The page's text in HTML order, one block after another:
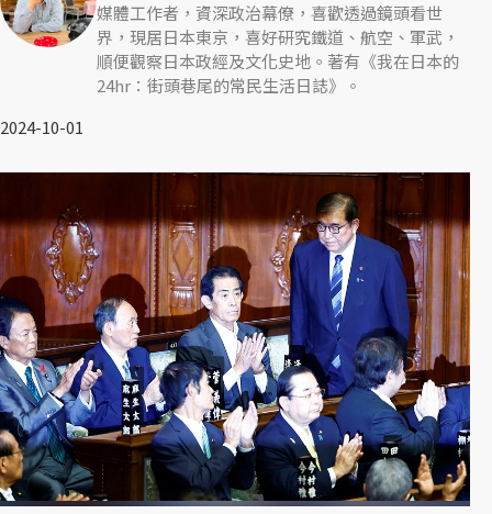
媒體工作者，資深政治幕僚，喜歡透過鏡頭看世
界，現居日本東京，喜好研究鐵道、航空、軍武，
順便觀察日本政經及文化史地。著有《我在日本的
24hr：街頭巷尾的常民生活日誌》。
2024-10-01